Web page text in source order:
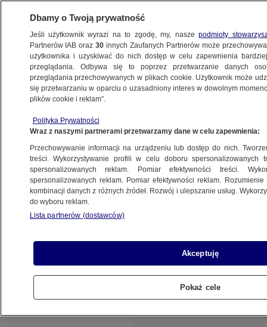
METEO
ŚWIAT
w ogniu, mogły spłonąć setki drzew
9.10.2021, 08:38
Udostępnij
Setki gigantycznych sekwoi w Kalifornii mogły
Parków Narodowych (NPS). Jak przekazano w
komunikacie "ogień o dużej intensywności"
zajmuje obszar o powierzchni ponad 34 tysięcy
Dbamy o Twoją prywatność
Jeśli użytkownik wyrazi na to zgodę, my, naszepodmioty
Partnerów IAB oraz30 innych Zaufanych Partnerów może
użytkownika i uzyskiwać do nich dostęp w celu zapewnienia
przeglądania. Odbywa się to poprzez przetwarzanie danych
przeglądania przechowywanych w plikach cookie. Użytkownik może
się przetwarzaniu w oparciu o uzasadniony interes w dowolnym
plików cookie i reklam”.
Polityka Prywatności
Wraz z naszymi partnerami przetwarzamy dane w celu zapewnienia:
Przechowywanie informacji na urządzeniu lub dostęp do nich.
treści. Wykorzystywanie profili w celu doboru spersonalizowanych
spersonalizowanych reklam. Pomiar efektywności treści.
spersonalizowanych reklam. Pomiar efektywności reklam.
kombinacji danych z różnych źródeł. Rozwój i ulepszanie usług.
do wyboru reklam.
Lista partnerów (dostawców)
Akceptuję
Pokaż cele